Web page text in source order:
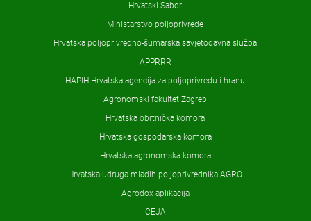
Hrvatski Sabor
Ministarstvo poljoprivrede
Hrvatska poljoprivredno-šumarska savjetodavna služba
APPRRR
HAPIH Hrvatska agencija za poljoprivredu i hranu
Agronomski fakultet Zagreb
Hrvatska obrtnička komora
Hrvatska gospodarska komora
Hrvatska agronomska komora
Hrvatska udruga mladih poljoprivrednika AGRO
Agrodox aplikacija
CEJA